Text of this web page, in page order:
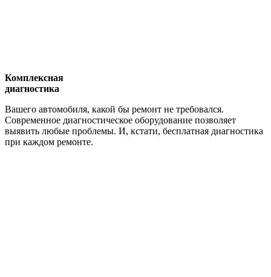
Комплексная
диагностика
Вашего автомобиля, какой бы ремонт не требовался.
Современное диагностическое оборудование позволяет
выявить любые проблемы. И, кстати, бесплатная диагностика
при каждом ремонте.